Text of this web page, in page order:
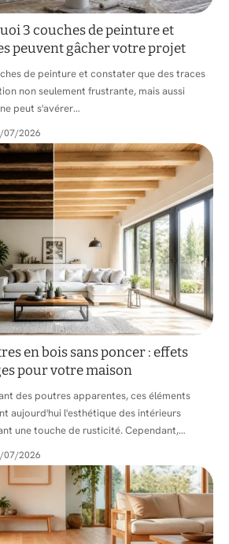
3 couches de peinture et
peuvent gâcher votre projet
de peinture et constater que des traces
non seulement frustrante, mais aussi
peut s'avérer…
07/2026
en bois sans poncer : effets
pour votre maison
des poutres apparentes, ces éléments
aujourd'hui l'esthétique des intérieurs
une touche de rusticité. Cependant,…
07/2026